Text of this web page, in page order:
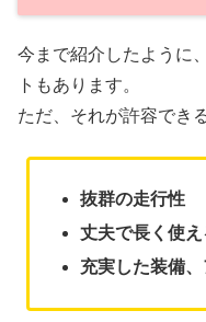
今まで紹介したように
トもあります。
ただ、それが許容でき
抜群の走行性
丈夫で長く使え
充実した装備